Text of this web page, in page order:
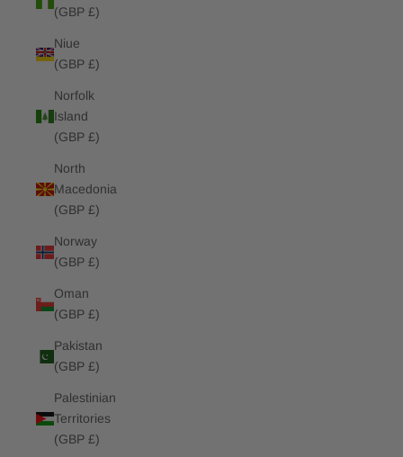
(GBP £)
Niue
(GBP £)
Norfolk
Island
(GBP £)
North
Macedonia
(GBP £)
Norway
(GBP £)
Oman
(GBP £)
Pakistan
(GBP £)
Palestinian
Territories
(GBP £)